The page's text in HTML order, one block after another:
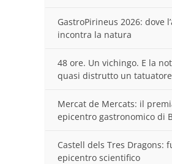
GastroPirineus 2026: dove
incontra la natura
48 ore. Un vichingo. E la
quasi distrutto un
Mercat de Mercats: il
epicentro gastronomico di
Castell dels Tres Dragons:
epicentro scientifico